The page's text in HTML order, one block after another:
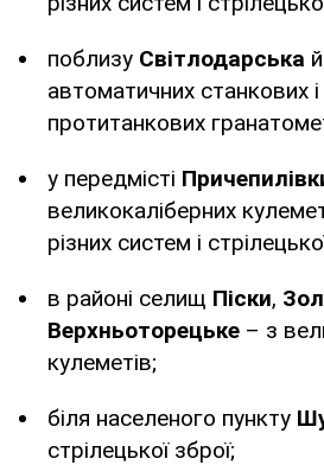
поблизу Світлодарська й
автоматичних станкових
протитанкових
у передмісті
великокаліберних
різних систем і
в районі селищ Піски,
Верхньоторецьке – з
кулеметів;
біля населеного пункту
стрілецької зброї;